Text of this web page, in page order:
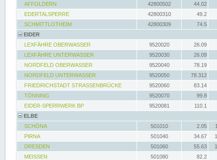
AFFOLDERN
42800502
44.02
EDERTALSPERRE
42800310
49.2
SCHMITTLOTHEIM
42800309
74.5
EIDER
LEXFÄHRE OBERWASSER
9520020
26.09
LEXFÄHRE UNTERWASSER
9520030
26.09
NORDFELD OBERWASSER
9520040
78.19
NORDFELD UNTERWASSER
9520050
78.312
FRIEDRICHSTADT STRASSENBRÜCKE
9520060
83.14
TÖNNING
9520070
99.8
EIDER-SPERRWERK BP
9520081
110.1
ELBE
SCHÖNA
501010 2.05
PIRNA
501040 34.67
DRESDEN
501060 55.63
MEISSEN
501080
82.2